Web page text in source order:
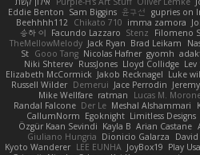
Eddie Benton Sam Biggins 윤구선 gupries on
Beehhhh112 Chikato 710 imma zamora
승하 이 Facundo Lazzaro Stenz Filomeno
TheMellowMelody Jack Ryan Brad Leikam
St Gooo Tang Nicolas Hafner gyomh
Niki Shterev RussJones Lloyd Collidge
Elizabeth McCormick Jakob Recknagel Luke
Russell Wilder Demerui Jace Perrodin
Mike Wellfare ratman Lucas M.
Randal Falcone Der Le Meshal Alshammari
CallumNorm Egoknight Limitless Designs
Özgür Kaan Sevindi Kayla B Arian Castane
Giuliano Hungria Dionicio Galarza
Kyoto Wanderer LEE EUNHA JoyBox19 Play Usa